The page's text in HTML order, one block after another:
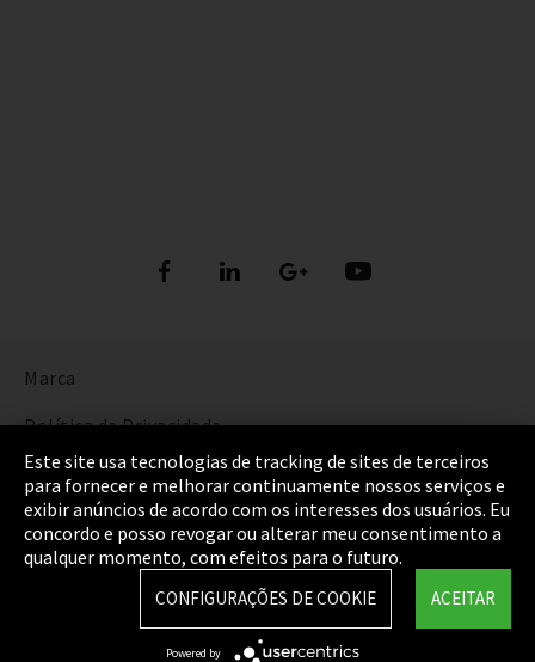
Marca
Política de Privacidade
Cookie Settings
Termos e Condições
Mapa do Site
Este site usa tecnologias de tracking de sites de terceiros
para fornecer e melhorar continuamente nossos serviços e
exibir anúncios de acordo com os interesses dos usuários. Eu
concordo e posso revogar ou alterar meu consentimento a
qualquer momento, com efeitos para o futuro.
ACEITAR
CONFIGURAÇÕES DE COOKIE
Powered by